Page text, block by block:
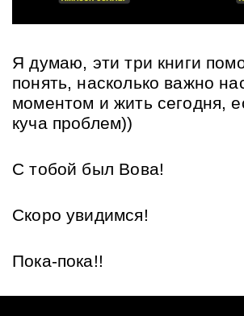
Я думаю, эти три книги
понять, насколько важно
моментом и жить сегодня,
куча проблем))
С тобой был Вова!
Скоро увидимся!
Пока-пока!!